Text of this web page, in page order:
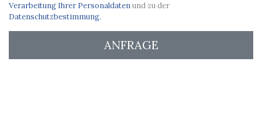
Verarbeitung Ihrer Personaldatenund zu der
Datenschutzbestimmung.
ANFRAGE